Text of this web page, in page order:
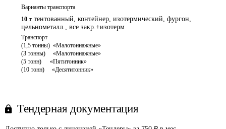
Варианты транспорта
10 т тентованный, контейнер, изотермический, фургон,
цельнометалл., все закр.+изотерм
Транспорт
(1,5 тонны)  «Малотоннажные»
(3 тонны)     «Малотоннажные»
(5 тонн)	   «Пятитонник»
Тендерная документация